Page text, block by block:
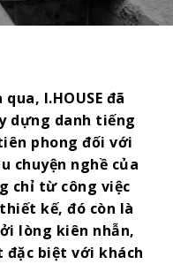
I.HOUSE đã
dựng danh tiếng
phong đối với
chuyện nghề của
chỉ từ công việc
kế, đó còn là
lòng kiên nhẫn,
biệt với khách